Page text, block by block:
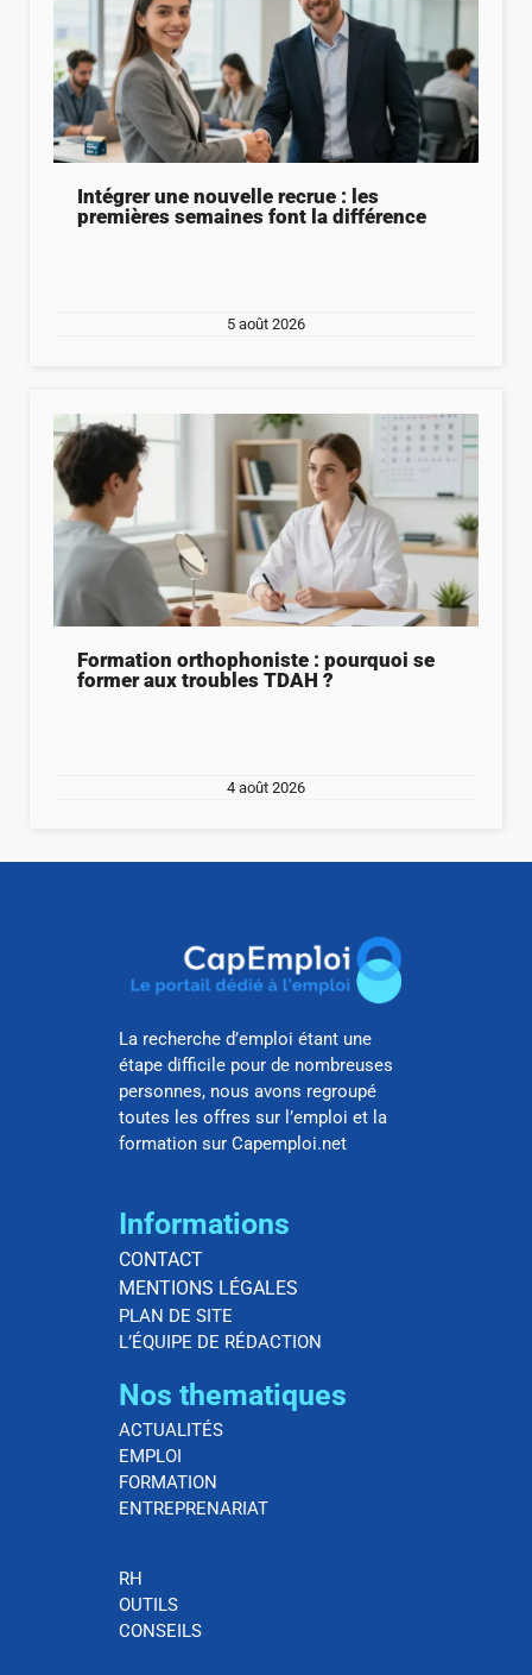
Intégrer une nouvelle recrue : les
premières semaines font la différence
5 août 2026
Formation orthophoniste : pourquoi se
former aux troubles TDAH ?
4 août 2026
La recherche d’emploi étant une
étape difficile pour de nombreuses
personnes, nous avons regroupé
toutes les offres sur l’emploi et la
formation sur Capemploi.net
Informations
CONTACT
MENTIONS LÉGALES
PLAN DE SITE
L’ÉQUIPE DE RÉDACTION
Nos thematiques
ACTUALITÉS
EMPLOI
FORMATION
ENTREPRENARIAT
RH
OUTILS
CONSEILS